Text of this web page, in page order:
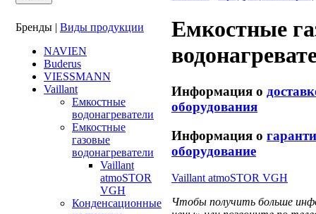
Бренды | Виды продукции
NAVIEN
Buderus
VIESSMANN
Vaillant
Емкостные
водонагреватели
Емкостные
газовые
водонагреватели
Vaillant
atmoSTOR
VGH
Конденсационные
Емкостные
Информация о
оборудования
Информация о
оборудование
Vaillant atmoSTOR VGH
Чтобы получить больше